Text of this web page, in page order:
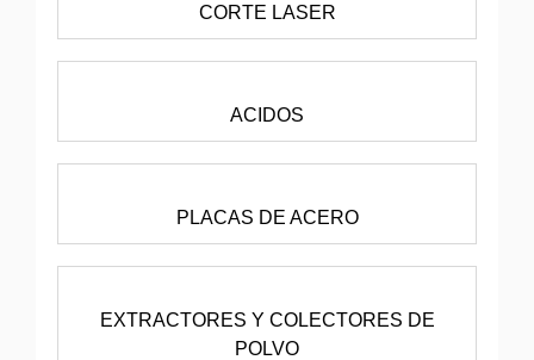
CORTE LASER
ACIDOS
PLACAS DE ACERO
EXTRACTORES Y COLECTORES DE
POLVO